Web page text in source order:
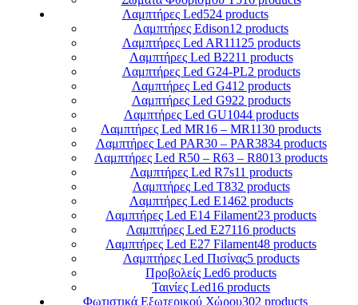
Λαμπτήρες Led524 products
Λαμπτήρες Edison12 products
Λαμπτήρες Led AR111 25 products
Λαμπτήρες Led B2211 products
Λαμπτήρες Led G24-PL2 products
Λαμπτήρες Led G412 products
Λαμπτήρες Led G922 products
Λαμπτήρες Led GU1044 products
Λαμπτήρες Led MR16 – MR1130 products
Λαμπτήρες Led PAR30 – PAR3834 products
Λαμπτήρες Led R50 – R63 – R8013 products
Λαμπτήρες Led R7s11 products
Λαμπτήρες Led T832 products
Λαμπτήρες Led Ε1462 products
Λαμπτήρες Led Ε14 Filament23 products
Λαμπτήρες Led Ε27116 products
Λαμπτήρες Led Ε27 Filament48 products
Λαμπτήρες Led Πισίνας5 products
Προβολείς Led6 products
Ταινίες Led16 products
Φωτιστικά Εξωτερικού Χώρου302 products